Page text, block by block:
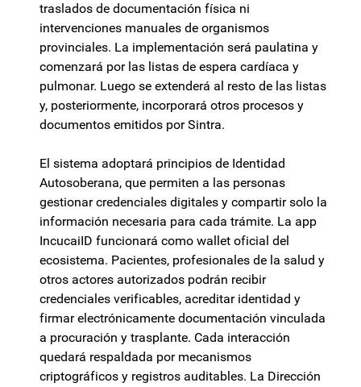
traslados de documentación física ni
intervenciones manuales de organismos
provinciales. La implementación será paulatina y
comenzará por las listas de espera cardíaca y
pulmonar. Luego se extenderá al resto de las listas
y, posteriormente, incorporará otros procesos y
documentos emitidos por Sintra.
El sistema adoptará principios de Identidad
Autosoberana, que permiten a las personas
gestionar credenciales digitales y compartir solo la
información necesaria para cada trámite. La app
IncucaiID funcionará como wallet oficial del
ecosistema. Pacientes, profesionales de la salud y
otros actores autorizados podrán recibir
credenciales verificables, acreditar identidad y
firmar electrónicamente documentación vinculada
a procuración y trasplante. Cada interacción
quedará respaldada por mecanismos
criptográficos y registros auditables. La Dirección